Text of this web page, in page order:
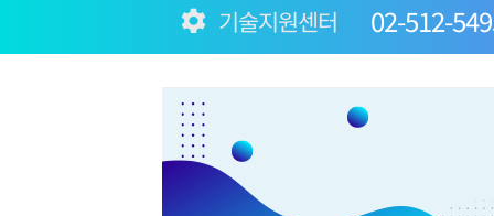
기술지원센터 02-512-